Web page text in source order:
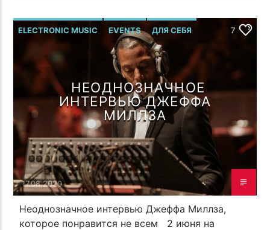
ELECTRONIC MUSIC EVENTS ДЛЯ СЕБЯ
ОТ СОЗДАТЕЛЯ
7
НЕОДНОЗНАЧНОЕ
ИНТЕРВЬЮ ДЖЕФФА
МИЛЛЗА
17.08.2020
Неоднозначное интервью Джеффа Миллза,
которое понравится не всем 2 июня на